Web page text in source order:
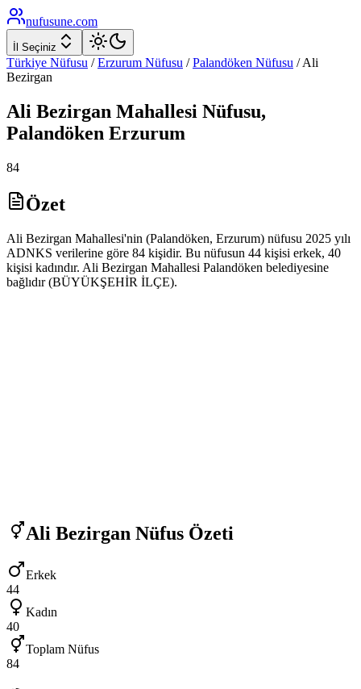
nufusune.com
İl Seçiniz
Türkiye Nüfusu / Erzurum Nüfusu / Palandöken Nüfusu /Ali
Bezirgan
Ali Bezirgan Mahallesi Nüfusu,
Palandöken Erzurum
84
Özet
Ali Bezirgan Mahallesi'nin (Palandöken, Erzurum) nüfusu 2025 yılı
ADNKS verilerine göre 84 kişidir. Bu nüfusun 44 kişisi erkek, 40
kişisi kadındır. Ali Bezirgan Mahallesi Palandöken belediyesine
bağlıdır (BÜYÜKŞEHİR İLÇE).
Ali Bezirgan Nüfus Özeti
Erkek
44
Kadın
40
Toplam Nüfus
84